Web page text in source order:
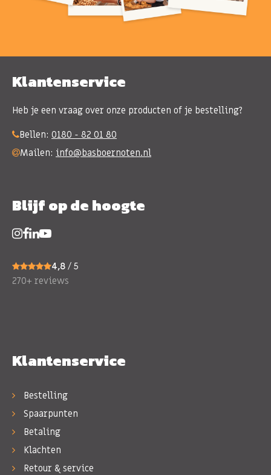
Klantenservice
Heb je een vraag over onze producten of je bestelling?
Bellen: 0180 - 82 01 80
Mailen: info@basboernoten.nl
Blijf op de hoogte
4,8 / 5
270+ reviews
Klantenservice
Bestelling
Spaarpunten
Betaling
Klachten
Retour & service